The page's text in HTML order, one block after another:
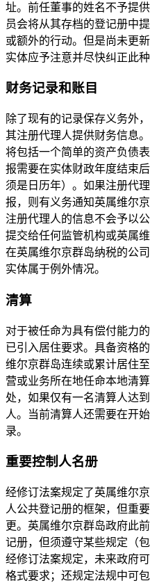
址。前任董事的姓名不予提
员会将从其存档的登记册中
或额外的行动。但是尚未更
实体应予注意并尽快纠正此
财务记录和账目
除了现有的记录保存义务外
其注册代理人提供财务信息
将包括一个简单的资产负债
报需要在实体财政年度结束
须是日历年）。如果注册代
报，则有义务通知英属维尔
注册代理人的信息不会予以
提交给任何监管机构或英属
在英属维尔京群岛纳税的公
实体属于例外情况。
清算
对于被任命为具有偿付能力
已引入居住要求。具备资格
维尔京群岛连续或累计居住
营或业务所在地任命本地清
处，如果仅有一名清算人达
人。当前清算人还需要在开
录。
重要控制人名册
经修订法案规定了英属维尔
人公共登记册的框架，但重
更。英属维尔京群岛政府此
记册，但须遵守某些规定（
经修订法案规定，未来政府
格式要求；还规定法规中可